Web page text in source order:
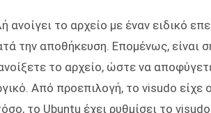
ανοίγει το αρχείο με έναν ειδικό
την αποθήκευση. Επομένως, είναι
το αρχείο, ώστε να
Από προεπιλογή, το visudo είχε
το Ubuntu έχει ρυθμίσει το